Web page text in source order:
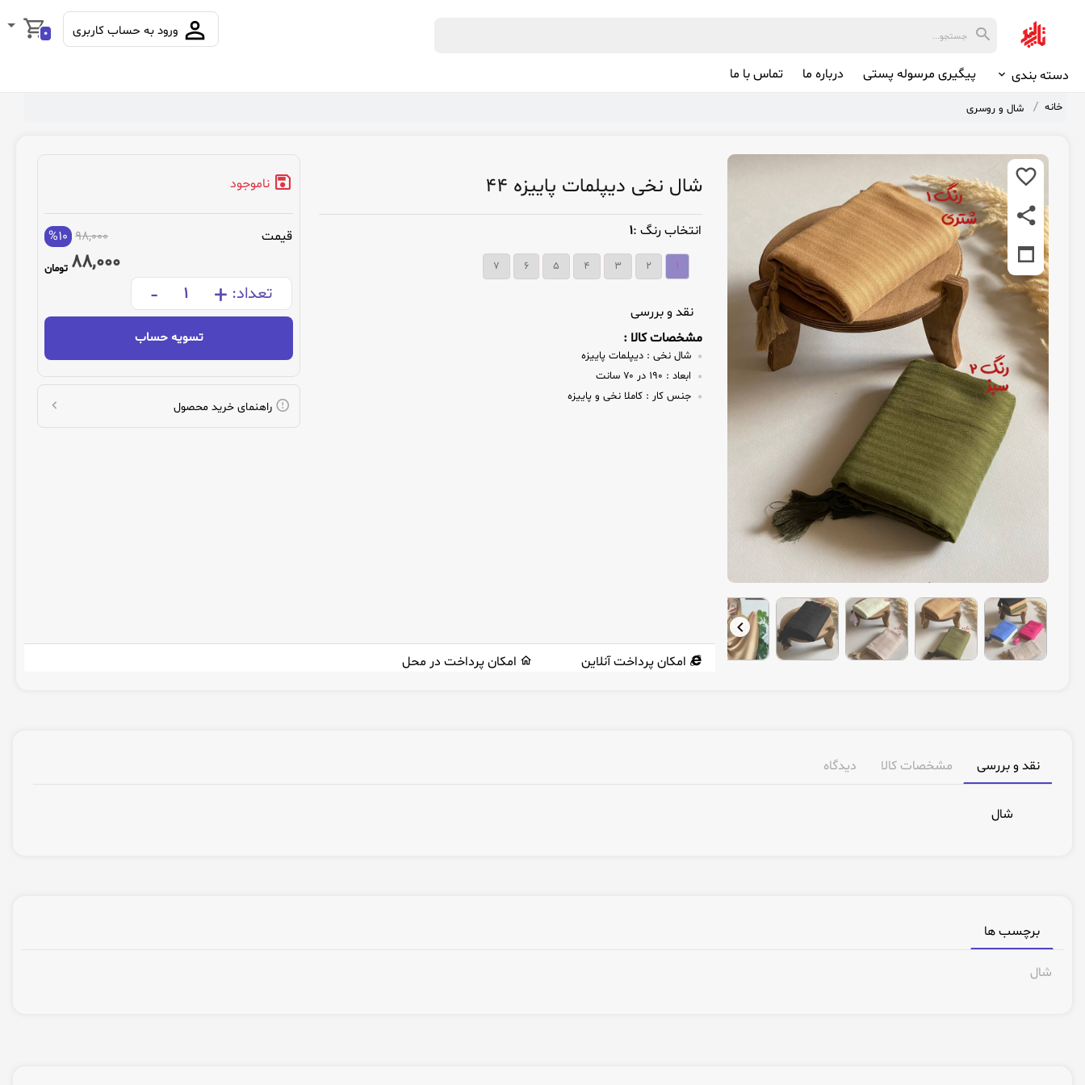
0 ورود به حساب کاربری
دسته بندی پیگیری مرسوله پستی درباره ما تماس با ما
خانه شال و روسری
شال نخی دیپلمات پاییزه ۴۴
انتخاب رنگ :۱
۱ ۲ ۳ ۴ ۵ ۶ ۷
نقد و بررسی
مشخصات کالا :
شال نخی : دیپلمات پاییزه
ابعاد :
جنس کار : کاملا نخی و پاییزه
ناموجود
قیمت 98,000
%10
88,000 تومان
تعداد: +
-
تسویه حساب
راهنمای خرید محصول
امکان پرداخت آنلاین امکان پرداخت در محل
نقد و بررسی مشخصات کالا دیدگاه
شال
برچسب ها
شال